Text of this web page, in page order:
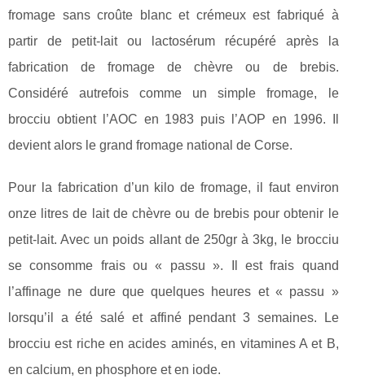
fromage sans croûte blanc et crémeux est fabriqué à
partir de petit-lait ou lactosérum récupéré après la
fabrication de fromage de chèvre ou de brebis.
Considéré autrefois comme un simple fromage, le
brocciu obtient l’AOC en 1983 puis l’AOP en 1996. Il
devient alors le grand fromage national de Corse.
Pour la fabrication d’un kilo de fromage, il faut environ
onze litres de lait de chèvre ou de brebis pour obtenir le
petit-lait. Avec un poids allant de 250gr à 3kg, le brocciu
se consomme frais ou « passu ». Il est frais quand
l’affinage ne dure que quelques heures et « passu »
lorsqu’il a été salé et affiné pendant 3 semaines. Le
brocciu est riche en acides aminés, en vitamines A et B,
en calcium, en phosphore et en iode.